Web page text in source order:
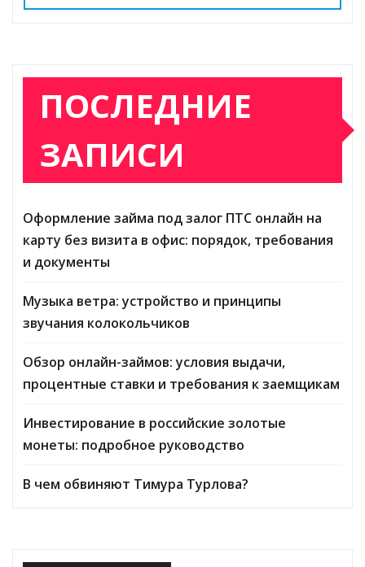
ПОСЛЕДНИЕ
ЗАПИСИ
Оформление займа под залог ПТС онлайн на
карту без визита в офис: порядок, требования
и документы
Музыка ветра: устройство и принципы
звучания колокольчиков
Обзор онлайн-займов: условия выдачи,
процентные ставки и требования к заемщикам
Инвестирование в российские золотые
монеты: подробное руководство
В чем обвиняют Тимура Турлова?